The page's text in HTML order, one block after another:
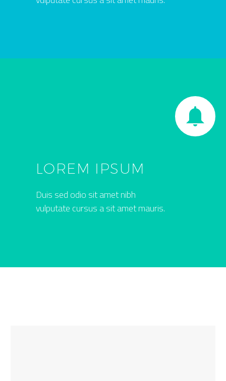


LOREM IPSUM
Duis sed odio sit amet nibh
vulputate cursus a sit amet mauris.